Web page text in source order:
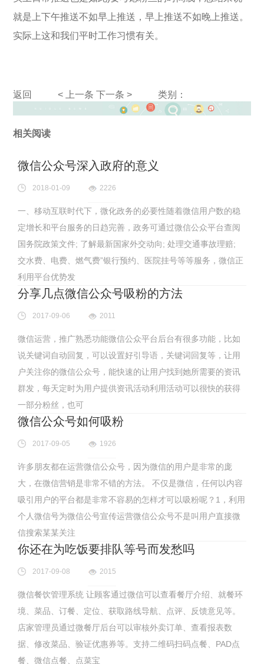
就是上下午推送不如早上推送，早上推送不如晚上推送。
实际上这和我们平时工作习惯有关。
返回 < 上一条 下一条 > 类别：
相关阅读
微信公众号深入政府的意义
2018-01-09 2226
一、移动互联时代下，微化政务的必要性随着微信用户数的稳
定增长和平台服务的日趋完善，政务可通过微信公众平台查阅
国务院政策文件; 了解最新国家外交动向; 处理交通事故理赔;
交水费、电费、燃气费”银行预约、医院挂号等等服务，微信正
利用平台优势发
分享几点微信公众号吸粉的方法
2017-09-06 2011
微信运营，推广熟悉功能微信公众平台后台有很多功能，比如
说关键词自动回复，可以设置好引导语，关键词回复等，让用
户关注你的微信公众号，能快速的让用户找到她所需要的资讯
群发，每天定时为用户提供资讯活动利用活动可以很快的获得
一部分粉丝，也可
微信公众号如何吸粉
2017-09-05 1926
许多朋友都在运营微信公众号，因为微信的用户是非常的庞
大，在微信营销是非常不错的方法。 不仅是微信，任何以内容
吸引用户的平台都是非常不容易的怎样才可以吸粉呢？1，利用
个人微信号为微信公号宣传运营微信公众号不是叫用户直接微
信搜索某某关注
你还在为吃饭要排队等号而发愁吗
2017-09-08 2015
微信餐饮管理系统 让顾客通过微信可以查看餐厅介绍、就餐环
境、菜品、订餐、定位、获取路线导航、点评、反馈意见等。
店家管理员通过微餐厅后台可以审核外卖订单、查看报表数
据、修改菜品、验证优惠券等。支持二维码扫码点餐、PAD点
餐、微信点餐、点菜宝